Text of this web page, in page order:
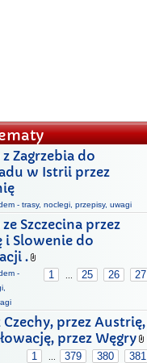
z Zagrzebia do
w Istrii przez
- trasy, noclegi, przepisy, uwagi
ze Szczecina przez
i Slowenie do
.
1 25 26 27
-
Czechy, przez Austrię,
przez Węgry
1 379 380 381